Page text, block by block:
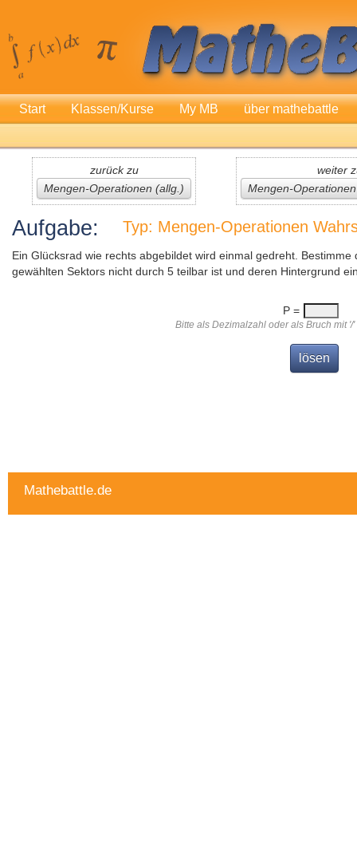
Start Klassen/Kurse My MB über mathebattle
zurück zu
Mengen-Operationen (allg.)
weiter
Mengen-
Aufgabe: Typ: Mengen-Operationen
Ein Glücksrad wie rechts abgebildet wird einmal gedreht.
gewählten Sektors nicht durch 5 teilbar ist und deren Hintergrund
P =
Bitte als Dezimalzahl oder als Bruch mit '/
Mathebattle.de